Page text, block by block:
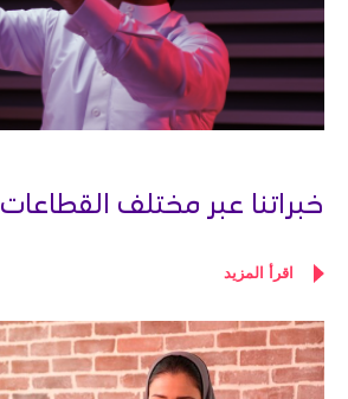
خبراتنا عبر مختلف القطاعات
اقرأ المزيد